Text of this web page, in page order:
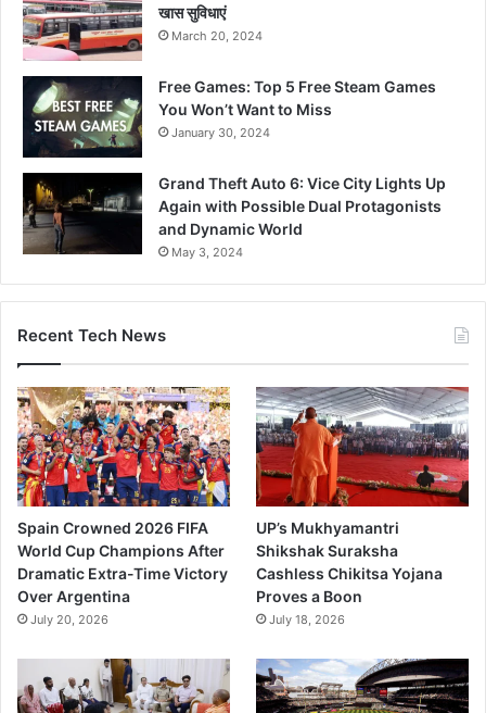
खास सुविधाएं
March 20, 2024
Free Games: Top 5 Free Steam Games
You Won’t Want to Miss
January 30, 2024
Grand Theft Auto 6: Vice City Lights Up
Again with Possible Dual Protagonists
and Dynamic World
May 3, 2024
Recent Tech News
Spain Crowned 2026 FIFA
World Cup Champions After
Dramatic Extra-Time Victory
Over Argentina
July 20, 2026
UP’s Mukhyamantri
Shikshak Suraksha
Cashless Chikitsa Yojana
Proves a Boon
July 18, 2026